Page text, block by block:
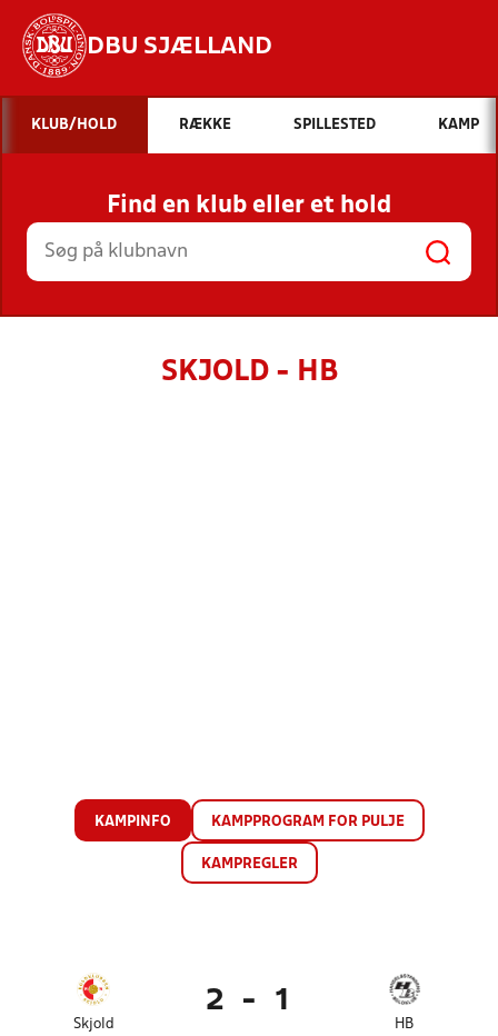
DBU SJÆLLAND
Hvad vil du søge efter?
INDHOLD OG NYHEDER
STILLINGER, RESULTATER, KLUBBER OG
HOLD
KLUB/HOLD RÆKKE SPILLESTED KAMP
Find en klub eller et hold
SKJOLD - HB
KAMPINFO KAMPPROGRAM FOR PULJE
KAMPREGLER
Skjold
2 - 1
HB